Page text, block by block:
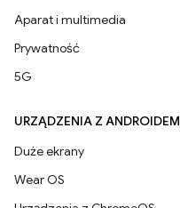
Aparat i multimedia
Prywatność
5G
URZĄDZENIA Z ANDROIDEM
Duże ekrany
Wear OS